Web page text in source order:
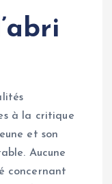
à la critique
et son
Aucune
concernant